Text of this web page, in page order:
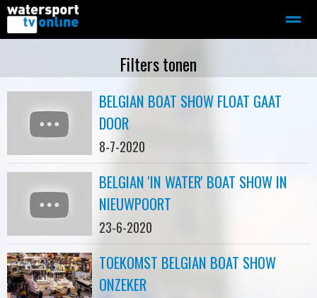
Motorboot-sloep Adverteren
Home
Filters tonen
BELGIAN BOAT SHOW FLOAT GAAT
DOOR
8-7-2020
BELGIAN 'IN WATER' BOAT SHOW IN
NIEUWPOORT
23-6-2020
TOEKOMST BELGIAN BOAT SHOW
ONZEKER